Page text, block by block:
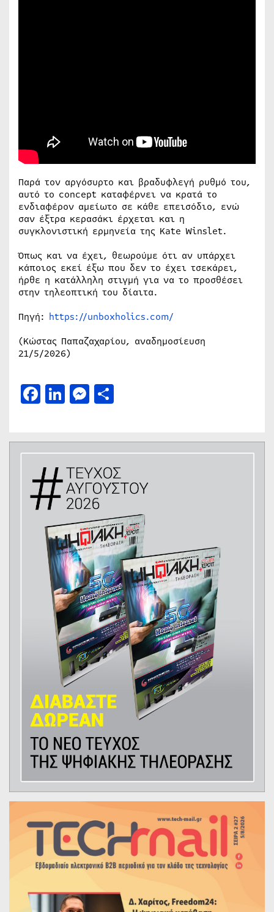
Παρά τον αργόσυρτο και βραδυφλεγή ρυθμό του,
αυτό το concept καταφέρνει να κρατά το
ενδιαφέρον αμείωτο σε κάθε επεισόδιο, ενώ
σαν έξτρα κερασάκι έρχεται και η
συγκλονιστική ερμηνεία της Kate Winslet.
Όπως και να έχει, θεωρούμε ότι αν υπάρχει
κάποιος εκεί έξω που δεν το έχει τσεκάρει,
ήρθε η κατάλληλη στιγμή για να το προσθέσει
στην τηλεοπτική του δίαιτα.
Πηγή: https://unboxholics.com/
(Κώστας Παπαζαχαρίου, αναδημοσίευση
21/5/2026)
Facebook
LinkedIn
Messenger